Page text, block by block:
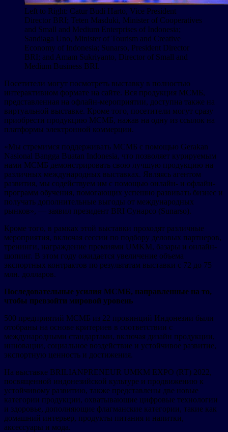
Left to Right: Catur Budi Harto, Vice President
Director BRI; Teten Masduki, Minister of Cooperatives
and Small and Medium Enterprises of Indonesia;
Sandiaga Uno, Minister of Tourism and Creative
Economy of Indonesia; Sunarso, President Director
BRI; and Amam Sukriyanto, Director of Small and
Medium Business BRI.
Посетители могут посмотреть выставку в полностью
интерактивном формате на сайте. Вся продукция МСМБ,
представленная на офлайн-мероприятии, доступна также на
виртуальной выставке. Кроме того, посетители могут сразу
приобрести продукцию МСМБ, нажав на одну из ссылок на
платформы электронной коммерции.
«Мы стремимся поддерживать МСМБ с помощью Gerakan
Nasional Bangga Buatan Indonesia, что позволяет курируемым
нами МСМБ демонстрировать свою лучшую продукцию на
различных международных выставках. Являясь агентом
развития, мы содействуем им с помощью онлайн- и офлайн-
программ обучения, помогающих успешно развивать бизнес и
получать дополнительные выгоды от международных
рынков», — заявил президент BRI Сунарсо (Sunarso).
Кроме того, в рамках этой выставки проходят различные
мероприятия, включая сессии по подбору деловых партнеров,
тренинги, награждение премиями UMKM, базары и онлайн-
шопинг. В этом году ожидается увеличение объема
экспортных контрактов по результатам выставки с 72 до 75
млн. долларов.
Последовательные усилия МСМБ, направленные на то,
чтобы превзойти мировой уровень
500 предприятий МСМБ из 22 провинций Индонезии были
отобраны на основе критериев в соответствии с
международными стандартами, включая дизайн продукции,
инновации, социальное воздействие и устойчивое развитие,
экспортную ценность и достижения.
На выставке BRILIANPRENEUR UMKM EXPO (RT) 2022,
посвященной индонезийской культуре и продвижению к
устойчивому развитию, также представлены две новые
категории продукции, охватывающие цифровые технологии
и здоровье, дополняющие флагманские категории, такие как
домашний интерьер, продукты питания и напитки,
аксессуары и мода.